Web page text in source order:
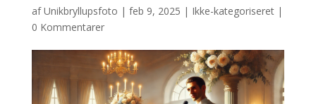
afUnikbryllupsfoto | feb 9, 2025 | Ikke-kategoriseret|
0 Kommentarer